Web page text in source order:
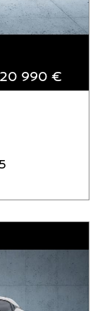
20 990 €